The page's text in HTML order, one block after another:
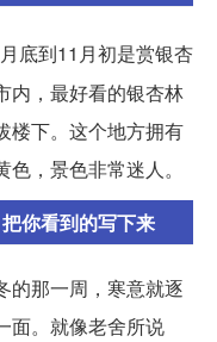
底到11月初是赏银杏
内，最好看的银杏林
楼下。这个地方拥有
，景色非常迷人。
你看到的写下来
的那一周，寒意就逐
面。就像老舍所说